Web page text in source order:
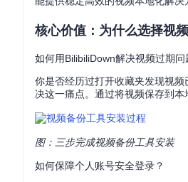
核心价值：为什么选择视
如何用BilibiliDown解决视频过期问
你是否经历过打开收藏夹发现视
决这一痛点。通过将视频保存到
图：三步完成视频备份工具安装
如何保障个人账号安全登录？